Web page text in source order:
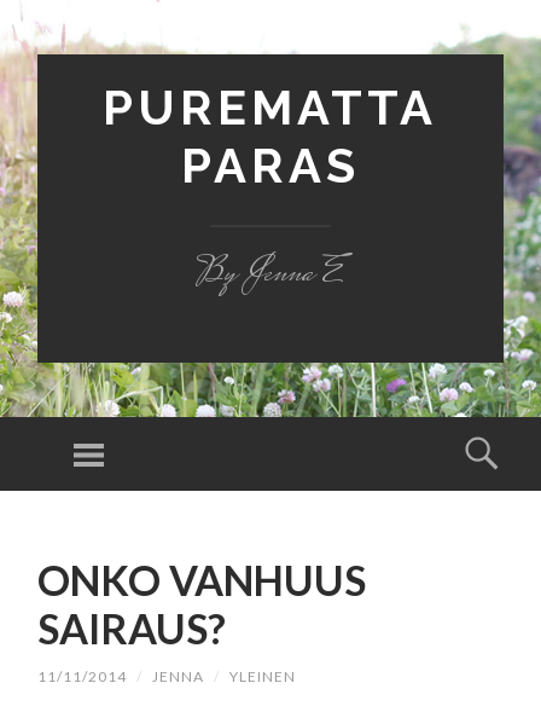
PUREMATTA
PARAS
By Jenna E
Valikko
ONKO VANHUUS
SAIRAUS?
11/11/2014 / JENNA / YLEINEN